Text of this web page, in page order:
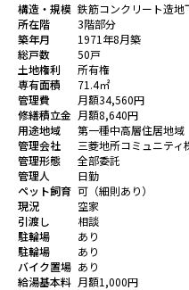
構造・規模 鉄筋コンクリート造地
所在階
3階部分
築年月
1971年8月築
総戸数
50戸
土地権利
所有権
専有面積
71.4㎡
管理費
月額34,560円
修繕積立金 月額8,640円
用途地域
第一種中高層住居地域
管理会社
三菱地所コミュニティ
管理形態
全部委託
管理人
日勤
ペット飼育 可（細則あり）
現況
空家
引渡し
相談
駐輪場
あり
駐輪場
あり
バイク置場 あり
給湯基本料 月額1,000円